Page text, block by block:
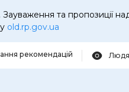
та пропозиції
old.rp.gov.ua
рекомендацій